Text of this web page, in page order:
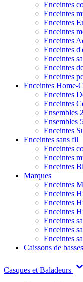
Enceintes
Enceintes
Enceintes
Enceintes
Enceintes
Enceintes
Enceintes
Enceintes
Enceintes
Enceintes Home-
Enceintes
Enceintes
Ensembles
Ensembles
Enceintes
Enceintes sans fil
Enceintes
Enceintes
Enceintes
Marques
Enceintes
Enceintes
Enceintes
Enceintes
Enceintes
Enceintes
Enceintes
Caissons de
Casques et Baladeurs